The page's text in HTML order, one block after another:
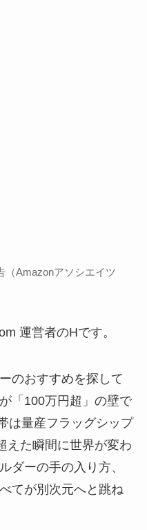
Amazonアソシエイツ
運営者のHです。
のおすすめを探して
「100万円超」の壁で
は量産フラッグシップ
えた瞬間に世界が変わ
ダーの手の入り方、
てが別次元へと跳ね